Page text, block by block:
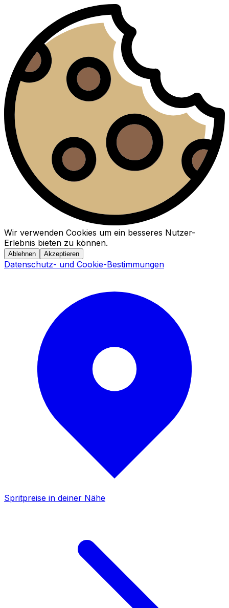
Wir verwenden Cookies um ein besseres Nutzer-
Erlebnis bieten zu können.
Ablehnen Akzeptieren
Datenschutz- und Cookie-Bestimmungen
Spritpreise in deiner Nähe